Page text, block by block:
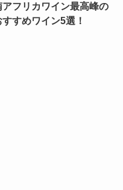
アフリカワイン最高峰の
すすめワイン5選！